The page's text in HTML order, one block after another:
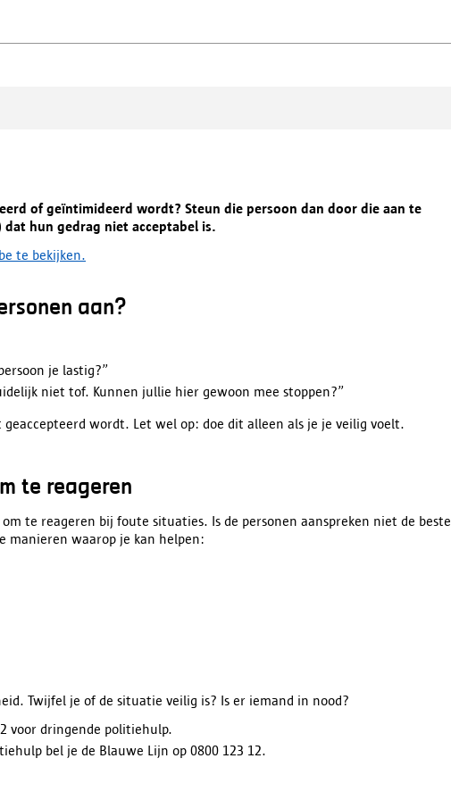
of geïntimideerd wordt? Steun die persoon dan door die aan te
dat hun gedrag niet acceptabel is.
te bekijken.
aan?
je lastig?”
niet tof. Kunnen jullie hier gewoon mee stoppen?”
geaccepteerd wordt. Let wel op: doe dit alleen als je je veilig voelt.
te reageren
te reageren bij foute situaties. Is de personen aanspreken niet de beste
manieren waarop je kan helpen:
Twijfel je of de situatie veilig is? Is er iemand in nood?
voor dringende politiehulp.
bel je de Blauwe Lijn op 0800 123 12.